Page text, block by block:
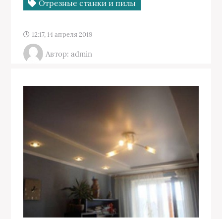
Отрезные станки и пилы
12:17, 14 апреля 2019
Автор: admin